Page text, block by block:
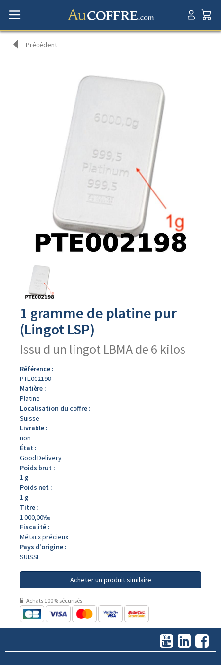
Précédent
produit
1 gramme de platine pur
(Lingot LSP)
Issu d un lingot LBMA de 6 kilos
Référence :
PTE002198
Matière :
Platine
Localisation du coffre :
Suisse
Livrable :
non
État :
Good Delivery
Poids brut :
1 g
Poids net :
1 g
Titre :
1 000,00‰
Fiscalité :
Métaux précieux
Pays d'origine :
SUISSE
Acheter un produit similaire
Achats 100% sécurisés